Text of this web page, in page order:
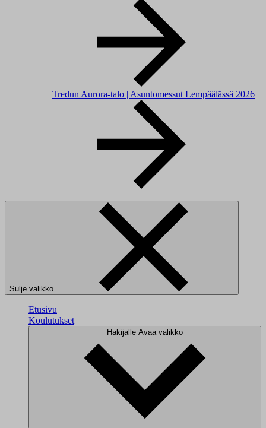
Tredun Aurora-talo | Asuntomessut Lempäälässä 2026
Sulje valikko
Etusivu
Koulutukset
Hakijalle Avaa valikko